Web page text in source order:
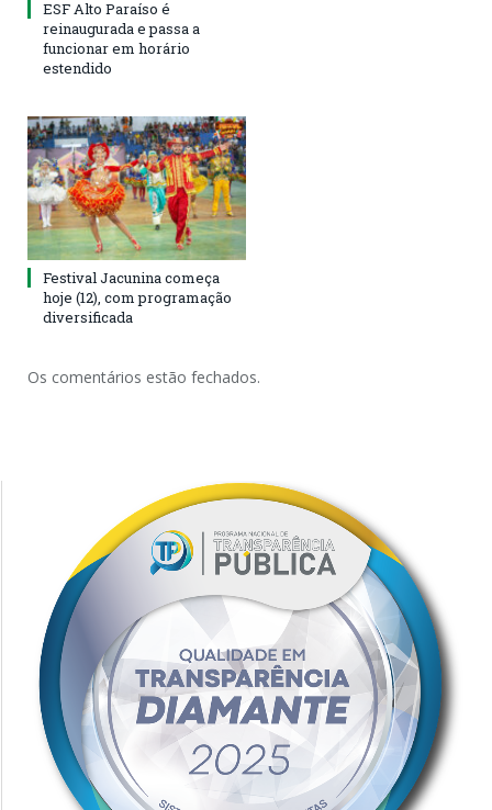
ESF Alto Paraíso é
reinaugurada e passa a
funcionar em horário
estendido
Festival Jacunina começa
hoje (12), com programação
diversificada
Os comentários estão fechados.